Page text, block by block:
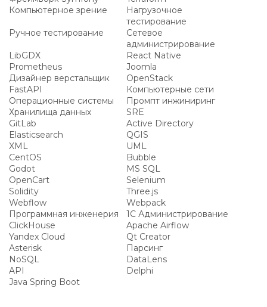
Компьютерное зрение
Нагрузочное
тестирование
Ручное тестирование
Сетевое
администрирование
LibGDX
React Native
Prometheus
Joomla
Дизайнер верстальщик
OpenStack
FastAPI
Компьютерные сети
Операционные системы
Промпт инжиниринг
Хранилища данных
SRE
GitLab
Active Directory
Elasticsearch
QGIS
XML
UML
CentOS
Bubble
Godot
MS SQL
OpenCart
Selenium
Solidity
Three.js
Webflow
Webpack
Программная инженерия
1С Администрирование
ClickHouse
Apache Airflow
Yandex Cloud
Qt Creator
Asterisk
Парсинг
NoSQL
DataLens
API
Delphi
Java Spring Boot